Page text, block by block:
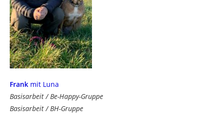
Frank mit Luna
Basisarbeit / Be-Happy-Gruppe
Basisarbeit / BH-Gruppe